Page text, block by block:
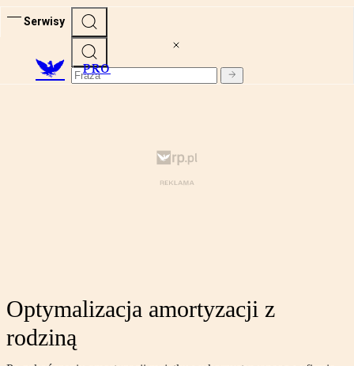
Serwisy
PRO
Optymalizacja amortyzacji z
rodziną